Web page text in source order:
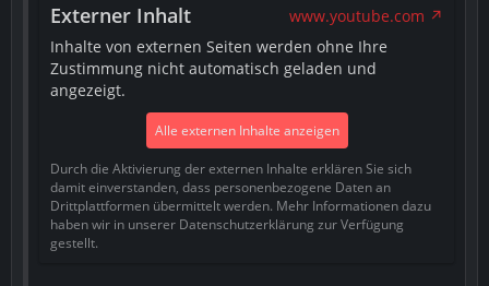
Externer Inhalt
www.youtube.com
Inhalte von externen Seiten werden ohne Ihre
Zustimmung nicht automatisch geladen und
angezeigt.
Alle externen Inhalte anzeigen
Durch die Aktivierung der externen Inhalte erklären Sie sich
damit einverstanden, dass personenbezogene Daten an
Drittplattformen übermittelt werden. Mehr Informationen dazu
haben wir in unserer Datenschutzerklärung zur Verfügung
gestellt.